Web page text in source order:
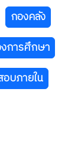
กองคลัง
การศึกษา
บภายใน